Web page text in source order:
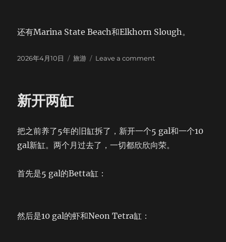
还有Marina State Beach和Elkhorn Slough。
Posted
2026年4月10日 Categories
旅游 Leave a commenton
新开两缸
把之前养了5年的旧缸拆了，新开一个5 gal和一个10
gal新缸。两个月过去了，一切都欣欣向荣。
首先是5 gal的Betta缸：
然后是10 gal的虾和Neon Tetra缸：